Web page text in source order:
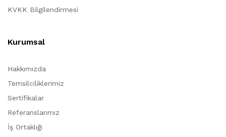
KVKK Bilgilendirmesi
Kurumsal
Hakkımızda
Temsilciliklerimiz
Sertifikalar
Referanslarımız
İş Ortaklığı